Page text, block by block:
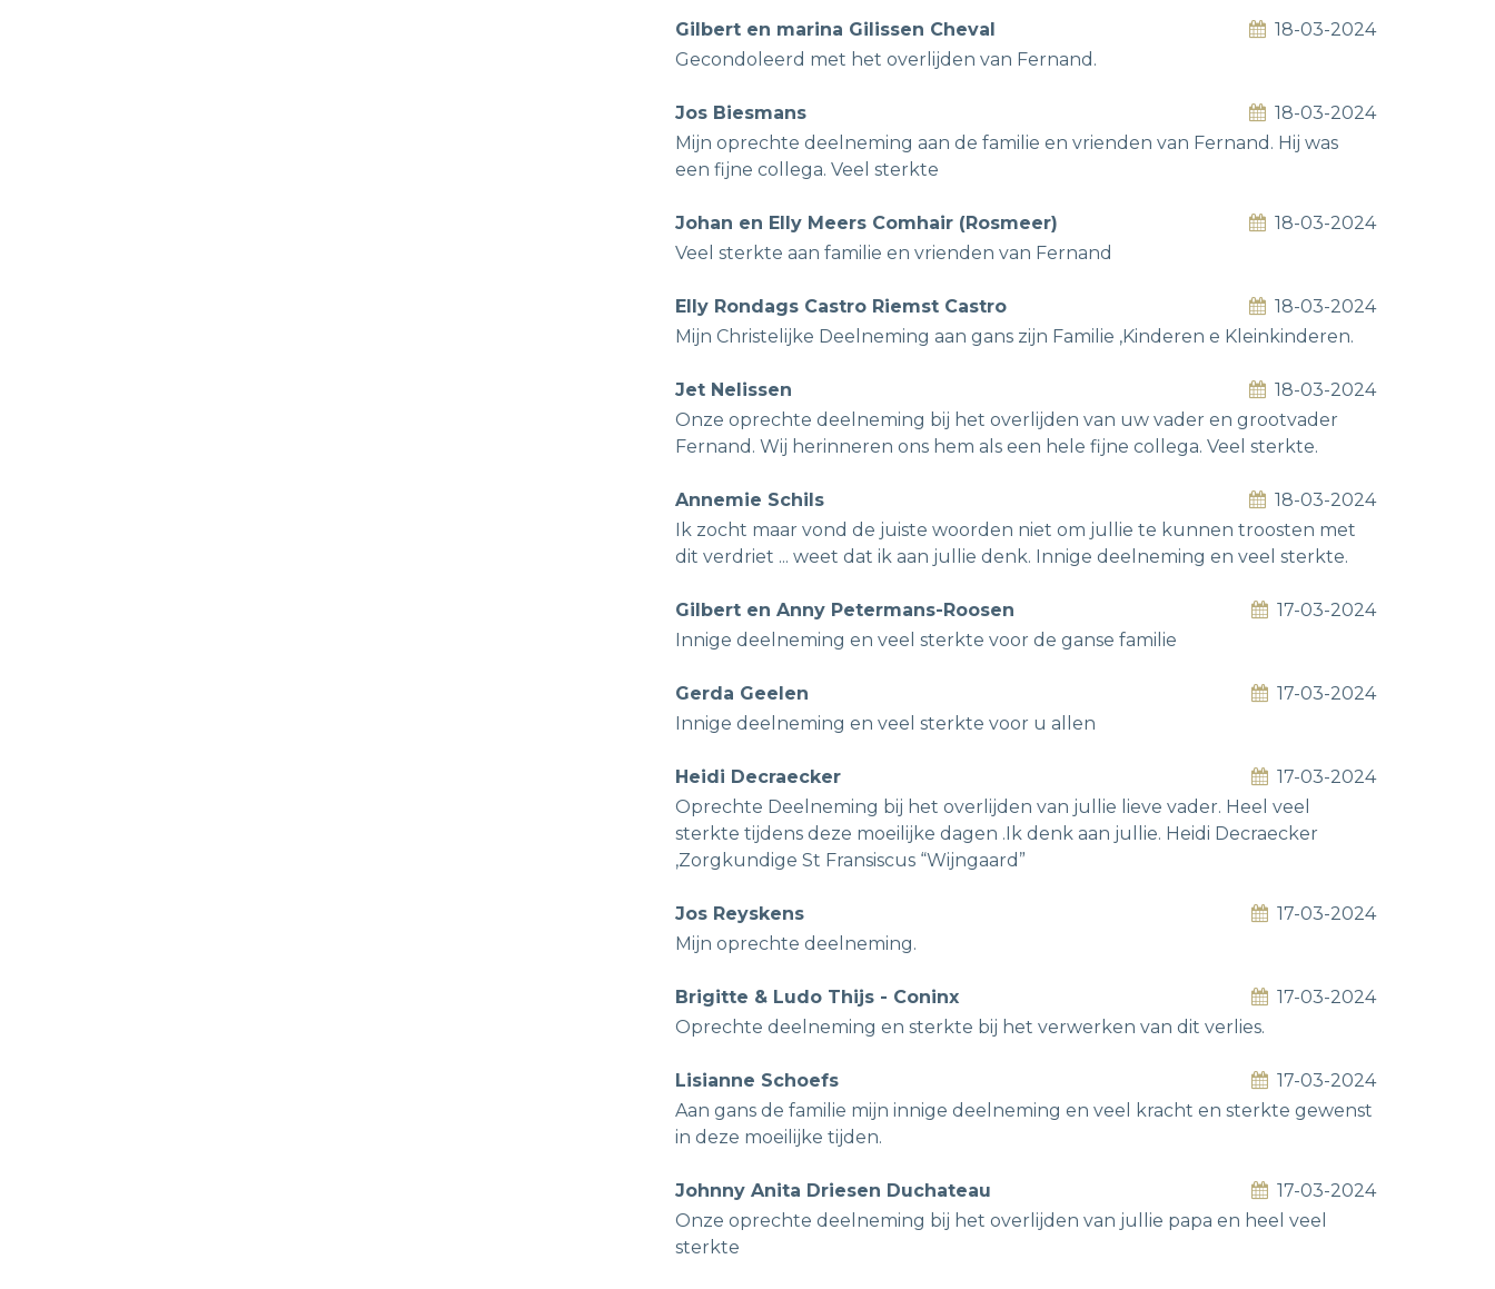
Gilbert en marina Gilissen Cheval
18-03-2024
Gecondoleerd met het overlijden van Fernand.
Jos Biesmans
18-03-2024
Mijn oprechte deelneming aan de familie en vrienden van Fernand. Hij was
een fijne collega. Veel sterkte
Johan en Elly Meers Comhair (Rosmeer)
18-03-2024
Veel sterkte aan familie en vrienden van Fernand
Elly Rondags Castro Riemst Castro
18-03-2024
Mijn Christelijke Deelneming aan gans zijn Familie ,Kinderen e Kleinkinderen.
Jet Nelissen
18-03-2024
Onze oprechte deelneming bij het overlijden van uw vader en grootvader
Fernand. Wij herinneren ons hem als een hele fijne collega. Veel sterkte.
Annemie Schils
18-03-2024
Ik zocht maar vond de juiste woorden niet om jullie te kunnen troosten met
dit verdriet ... weet dat ik aan jullie denk. Innige deelneming en veel sterkte.
Gilbert en Anny Petermans-Roosen
17-03-2024
Innige deelneming en veel sterkte voor de ganse familie
Gerda Geelen
17-03-2024
Innige deelneming en veel sterkte voor u allen
Heidi Decraecker
17-03-2024
Oprechte Deelneming bij het overlijden van jullie lieve vader. Heel veel
sterkte tijdens deze moeilijke dagen .Ik denk aan jullie. Heidi Decraecker
,Zorgkundige St Fransiscus “Wijngaard”
Jos Reyskens
17-03-2024
Mijn oprechte deelneming.
Brigitte & Ludo Thijs - Coninx
17-03-2024
Oprechte deelneming en sterkte bij het verwerken van dit verlies.
Lisianne Schoefs
17-03-2024
Aan gans de familie mijn innige deelneming en veel kracht en sterkte gewenst
in deze moeilijke tijden.
Johnny Anita Driesen Duchateau
17-03-2024
Onze oprechte deelneming bij het overlijden van jullie papa en heel veel
sterkte